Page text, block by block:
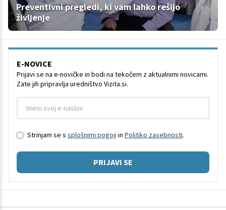
Preventivni pregledi, ki vam lahko rešijo
življenje
E-NOVICE
Prijavi se na e-novičke in bodi na tekočem z aktualnimi novicami.
Zate jih pripravlja uredništvo Vizita.si.
Strinjam se s splošnimi pogoji in Politiko zasebnosti.
PRIJAVI SE